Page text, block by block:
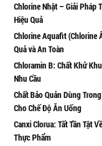
Chlorine Nhật – Giải Pháp
Hiệu Quả
Chlorine Aquafit (Chlorine
Quả và An Toàn
Chloramin B: Chất Khử
Nhu Cầu
Chất Bảo Quản Dùng
Cho Chế Độ Ăn Uống
Canxi Clorua: Tất Tần Tật
Thực Phẩm